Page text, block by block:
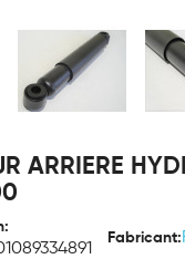
ARRIERE
Fabricant: